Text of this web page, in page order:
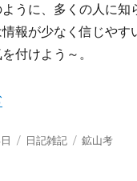
うに、多くの人に知
報が少なく信じやす
付けよう～。
目のレアアース、詐
カ
日記雑記
タ
鉱山考